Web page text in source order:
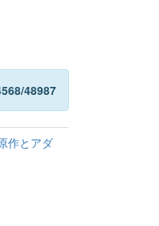
48987
作とアダ